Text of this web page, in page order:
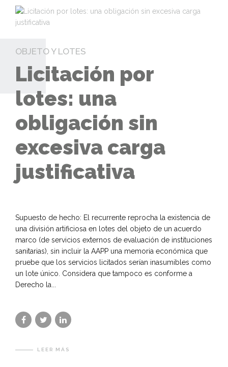
OBJETO Y LOTES
Licitación por
lotes: una
obligación sin
excesiva carga
justificativa
Supuesto de hecho: El recurrente reprocha la existencia de
una división artificiosa en lotes del objeto de un acuerdo
marco (de servicios externos de evaluación de instituciones
sanitarias), sin incluir la AAPP una memoria económica que
pruebe que los servicios licitados serían inasumibles como
un lote único. Considera que tampoco es conforme a
Derecho la...
LEER MÁS